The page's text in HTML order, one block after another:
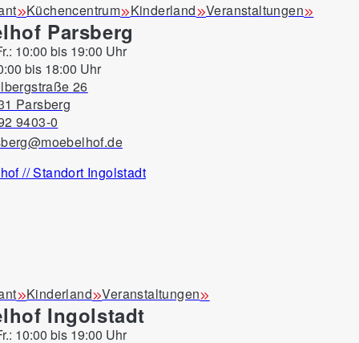
Küchencentrum Kinderland Veranstaltungen
Parsberg
10:00 bis 19:00 Uhr
bis 18:00 Uhr
26
Parsberg
9403-0
Kinderland Veranstaltungen
Ingolstadt
10:00 bis 19:00 Uhr
fröhliche Leichtigkeit aus. Er begleitet kleine